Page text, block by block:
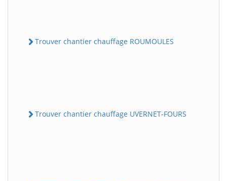
Trouver chantier chauffage ROUMOULES
Trouver chantier chauffage UVERNET-FOURS